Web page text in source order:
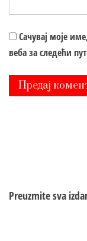
Сачувај моје
веба за следећи
Preuzmite sva